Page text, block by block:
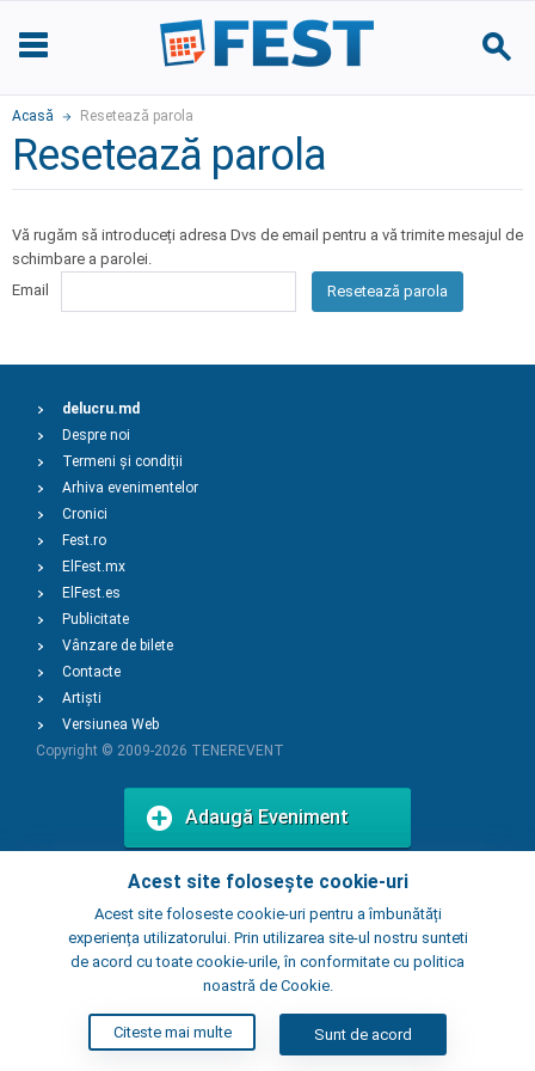
Acasă Resetează parola
Resetează parola
Vă rugăm să introduceți adresa Dvs de email pentru a vă trimite mesajul de
schimbare a parolei.
Email
Resetează parola
Acest site folosește cookie-uri
Acest site foloseste cookie-uri pentru a îmbunătăți
experiența utilizatorului. Prin utilizarea site-ul nostru sunteti
de acord cu toate cookie-urile, în conformitate cu politica
noastră de Cookie.
Citeste mai multe Sunt de acord
delucru.md
Despre noi
Termeni și condiții
Arhiva evenimentelor
Cronici
Fest.ro
ElFest.mx
ElFest.es
Publicitate
Vânzare de bilete
Contacte
Artiști
Versiunea Web
Copyright © 2009-2026 TENEREVENT
Adaugă Eveniment
Adaugă Local